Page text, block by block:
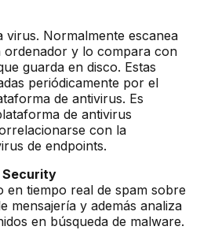
virus. Normalmente escanea
ordenador y lo compara con
guarda en disco. Estas
periódicamente por el
de antivirus. Es
de antivirus
con la
de endpoints.
Security
en tiempo real de spam sobre
mensajería y además analiza
en búsqueda de malware.